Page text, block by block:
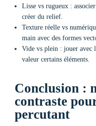
Lisse vs rugueux :
créer du relief.
Texture réelle vs
main avec des formes
Vide vs plein : jouer avec
valeur certains éléments.
Conclusion :
contraste
percutant